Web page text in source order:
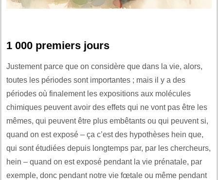
1 000 premiers jours
Justement parce que on considère que dans la vie, alors,
toutes les périodes sont importantes ; mais il y a des
périodes où finalement les expositions aux molécules
chimiques peuvent avoir des effets qui ne vont pas être les
mêmes, qui peuvent être plus embêtants ou qui peuvent si,
quand on est exposé – ça c’est des hypothèses hein que,
qui sont étudiées depuis longtemps par, par les chercheurs,
hein – quand on est exposé pendant la vie prénatale, par
exemple, donc pendant notre vie fœtale ou même pendant